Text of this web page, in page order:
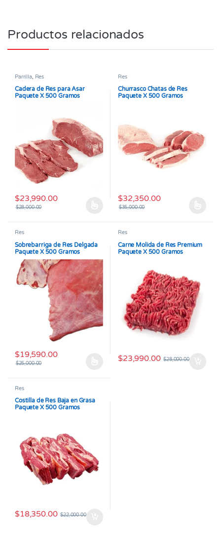
Productos relacionados
Parrilla, Res
Cadera de Res para Asar
Paquete X 500 Gramos
$23,990.00
$28,000.00
Este producto tiene múltiples variantes. Las opciones se
Res
Churrasco Chatas de Res
Paquete X 500 Gramos
$32,350.00
$35,000.00
Este producto tiene múltiples
Res
Sobrebarriga de Res Delgada
Paquete X 500 Gramos
$19,590.00
$25,000.00
Este producto tiene múltiples variantes. Las opciones se
Res
Carne Molida de Res Premium
Paquete X 500 Gramos
$23,990.00 $28,000.00
Res
Costilla de Res Baja en Grasa
Paquete X 500 Gramos
$18,350.00 $22,000.00